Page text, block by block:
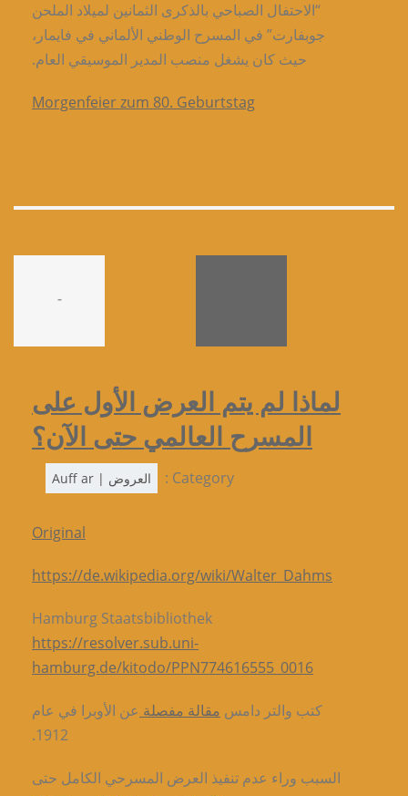
“الاحتفال الصباحي بالذكرى الثمانين لميلاد الملحن
جوبفارت” في المسرح الوطني الألماني في فايمار،
حيث كان يشغل منصب المدير الموسيقي العام.
Morgenfeier zum 80. Geburtstag
-
لماذا لم يتم العرض الأول على
المسرح العالمي حتى الآن؟
Category : العروض | Auff ar
Original
https://de.wikipedia.org/wiki/Walter_Dahms
Hamburg Staatsbibliothek
https://resolver.sub.uni-
hamburg.de/kitodo/PPN774616555_0016
كتب والتر دامس مقالة مفصلة عن الأوبرا في عام
1912.
السبب وراء عدم تنفيذ العرض المسرحي الكامل حتى